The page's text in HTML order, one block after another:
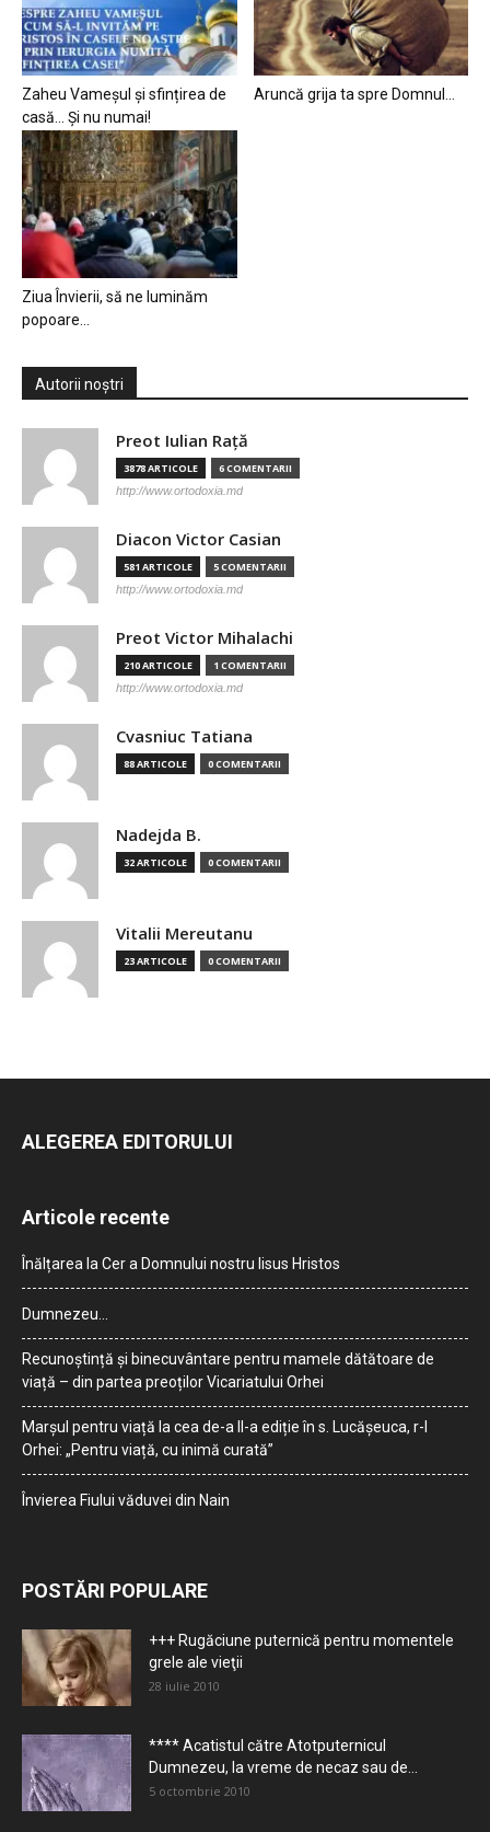
Zaheu Vameșul și sfințirea de
casă… Și nu numai!
Aruncă grija ta spre Domnul…
Ziua Învierii, să ne luminăm
popoare…
Autorii noștri
Preot Iulian Raţă
3878 ARTICOLE 6 COMENTARII
http://www.ortodoxia.md
Diacon Victor Casian
581 ARTICOLE 5 COMENTARII
http://www.ortodoxia.md
Preot Victor Mihalachi
210 ARTICOLE 1 COMENTARII
http://www.ortodoxia.md
Cvasniuc Tatiana
88 ARTICOLE 0 COMENTARII
Nadejda B.
32 ARTICOLE 0 COMENTARII
Vitalii Mereutanu
23 ARTICOLE 0 COMENTARII
ALEGEREA EDITORULUI
Articole recente
Înălțarea la Cer a Domnului nostru Iisus Hristos
Dumnezeu…
Recunoștință și binecuvântare pentru mamele dătătoare de
viață – din partea preoților Vicariatului Orhei
Marșul pentru viață la cea de-a II-a ediție în s. Lucășeuca, r-l
Orhei: „Pentru viață, cu inimă curată”
Învierea Fiului văduvei din Nain
POSTĂRI POPULARE
+++ Rugăciune puternică pentru momentele
grele ale vieţii
28 iulie 2010
**** Acatistul către Atotputernicul
Dumnezeu, la vreme de necaz sau de...
5 octombrie 2010